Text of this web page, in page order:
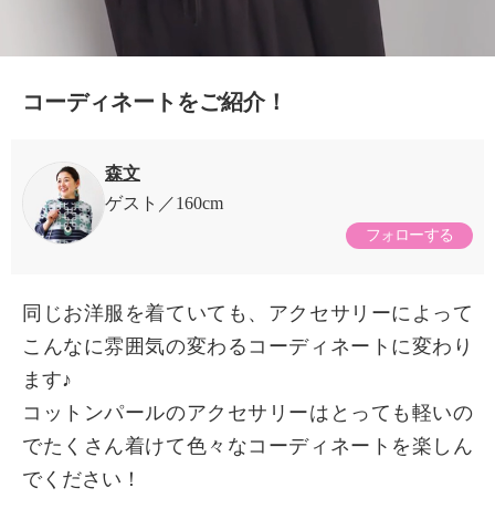
コーディネートをご紹介！
森文
ゲスト
160cm
フォローする
同じお洋服を着ていても、アクセサリーによって
こんなに雰囲気の変わるコーディネートに変わり
ます♪
コットンパールのアクセサリーはとっても軽いの
でたくさん着けて色々なコーディネートを楽しん
でください！